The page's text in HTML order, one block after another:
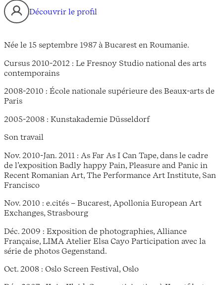
Découvrir le profil
Née le 15 septembre 1987 à Bucarest en Roumanie.
Cursus 2010-2012 : Le Fresnoy Studio national des arts
contemporains
2008-2010 : École nationale supérieure des Beaux-arts de
Paris
2005-2008 : Kunstakademie Düsseldorf
Son travail
Nov. 2010-Jan. 2011 : As Far As I Can Tape, dans le cadre
de l’exposition Badly happy Pain, Pleasure and Panic in
Recent Romanian Art, The Performance Art Institute, San
Francisco
Nov. 2010 : e.cités – Bucarest, Apollonia European Art
Exchanges, Strasbourg
Déc. 2009 : Exposition de photographies, Alliance
Française, LIMA Atelier Elsa Cayo Participation avec la
série de photos Gegenstand.
Oct. 2008 : Oslo Screen Festival, Oslo